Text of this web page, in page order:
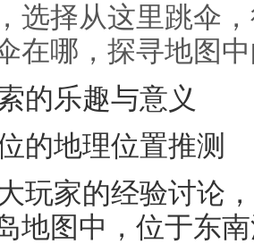
选择从这里跳伞
在哪，探寻地图
的乐趣与意义
的地理位置推测
玩家的经验讨论
地图中，位于东